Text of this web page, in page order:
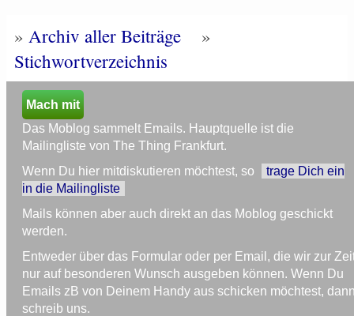
» Archiv aller Beiträge
»
Stichwortverzeichnis
Mach mit
Das Moblog sammelt Emails. Hauptquelle ist die
Mailingliste von The Thing Frankfurt.
Wenn Du hier mitdiskutieren möchtest, so
trage Dich ein
in die Mailingliste
Mails können aber auch direkt an das Moblog geschickt
werden.
Entweder über das Formular oder per Email, die wir zur
nur auf besonderen Wunsch ausgeben können. Wenn Du
Emails zB von Deinem Handy aus schicken möchtest,
schreib uns.